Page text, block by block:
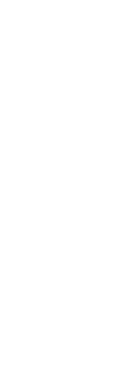
더니..경악!
고보니…